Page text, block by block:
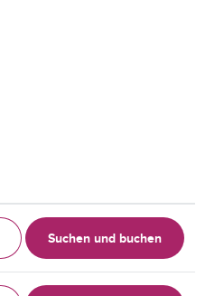
Suchen und buchen